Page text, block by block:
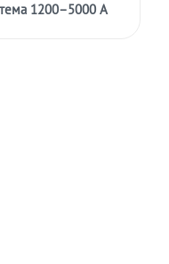
1200–5000 А